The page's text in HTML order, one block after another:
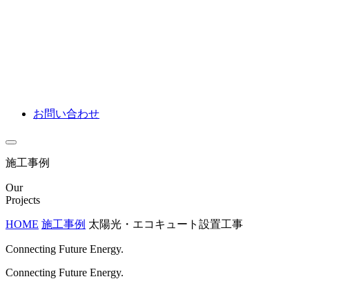
お問い合わせ
施工事例
Our
Projects
HOME 施工事例 太陽光・エコキュート設置工事
Connecting Future Energy.
Connecting Future Energy.